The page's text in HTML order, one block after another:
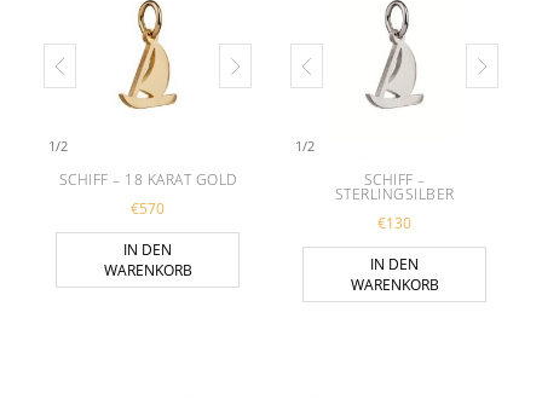
1/2
SCHIFF – 18 KARAT GOLD
€570
IN DEN
WARENKORB
1/2
SCHIFF –
STERLINGSILBER
€130
IN DEN
WARENKORB